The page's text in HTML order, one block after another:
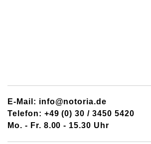
E-Mail: info@notoria.de
Telefon: +49 (0) 30 / 3450 5420
Mo. - Fr. 8.00 - 15.30 Uhr